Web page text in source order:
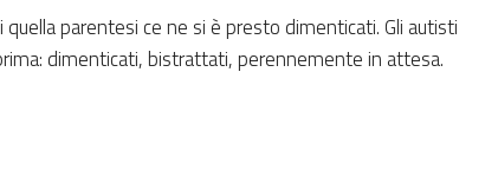
parentesi ce ne si è presto dimenticati. Gli autisti
dimenticati, bistrattati, perennemente in attesa.